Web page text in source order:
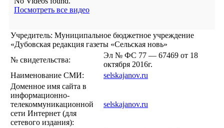
Посмотреть все видео
Учредитель: Муниципальное бюджетное учреждение
«Дубовская редакция газеты «Сельская новь»
№ свидетельства:
Эл № ФС 77 — 67469 от 18
октября 2016г.
Наименование СМИ:
selskajanov.ru
Доменное имя сайта в
информационно-
телекоммуникационной
сети Интернет (для
сетевого издания):
selskajanov.ru